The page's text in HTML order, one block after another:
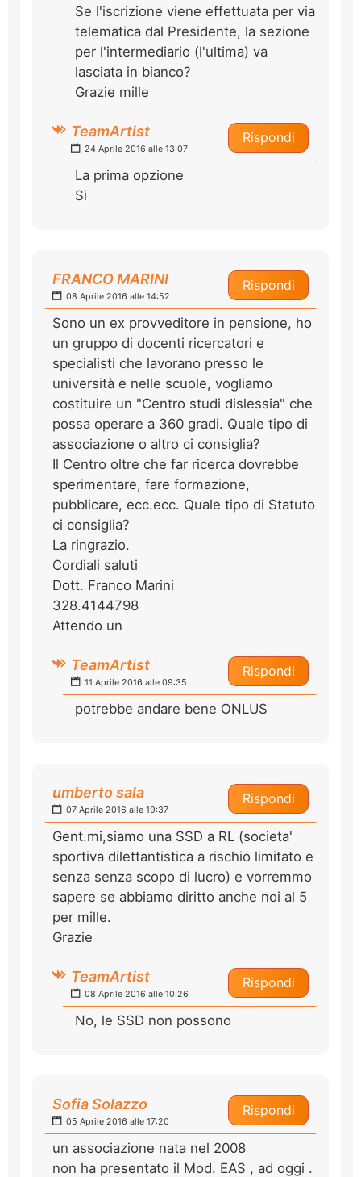
Se l'iscrizione viene effettuata per via
telematica dal Presidente, la sezione
per l'intermediario (l'ultima) va
lasciata in bianco?
Grazie mille
Rispondi
TeamArtist
24 Aprile 2016 alle 13:07
La prima opzione
Si
Rispondi
FRANCO MARINI
08 Aprile 2016 alle 14:52
Sono un ex provveditore in pensione, ho
un gruppo di docenti ricercatori e
specialisti che lavorano presso le
università e nelle scuole, vogliamo
costituire un "Centro studi dislessia" che
possa operare a 360 gradi. Quale tipo di
associazione o altro ci consiglia?
Il Centro oltre che far ricerca dovrebbe
sperimentare, fare formazione,
pubblicare, ecc.ecc. Quale tipo di Statuto
ci consiglia?
La ringrazio.
Cordiali saluti
Dott. Franco Marini
328.4144798
Attendo un
Rispondi
TeamArtist
11 Aprile 2016 alle 09:35
potrebbe andare bene ONLUS
Rispondi
umberto sala
07 Aprile 2016 alle 19:37
Gent.mi,siamo una SSD a RL (societa'
sportiva dilettantistica a rischio limitato e
senza senza scopo di lucro) e vorremmo
sapere se abbiamo diritto anche noi al 5
per mille.
Grazie
Rispondi
TeamArtist
08 Aprile 2016 alle 10:26
No, le SSD non possono
Rispondi
Sofia Solazzo
05 Aprile 2016 alle 17:20
un associazione nata nel 2008
non ha presentato il Mod. EAS , ad oggi .